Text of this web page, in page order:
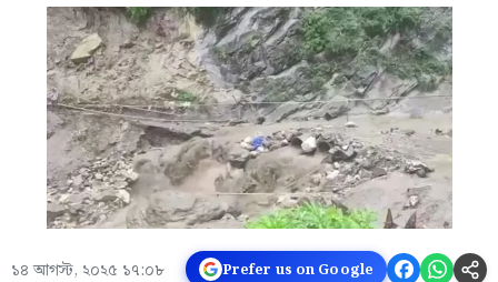
১৪ আগস্ট, ২০২৫ ১৭:০৮ Prefer us on Google